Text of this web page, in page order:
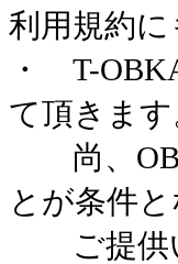
利用規約
・ T-
て頂きます
尚、 OB
とが条件と
ご提供い